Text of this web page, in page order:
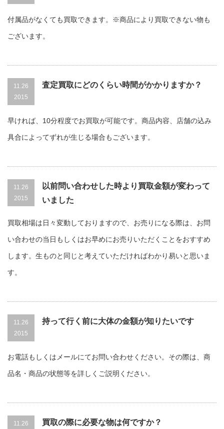
付属品がなくても買取できます。※商品により買取できない物も
ございます。
11.26
2015
査定買取にどのくらい時間がかかりますか？
早ければ、10分程度でお買取が可能です。商品内容、店舗の込み
具合によってずれが生じる場合もございます。
11.26
2015
以前問い合わせした時より買取金額が変わって
いました
買取相場は日々変動しておりますので、お売りになる際は、お問
い合わせの当日もしくはお早めにお売りいただくことをおすすめ
します。生ものと同じと考えていただければわかり易いと思いま
す。
11.26
2015
持って行く前に大体の金額が知りたいです
お電話もしくはメールにてお問い合わせください。その際は、商
品名・商品の状態等を詳しくご説明ください。
11.26
買取の際に必要な物は何ですか？